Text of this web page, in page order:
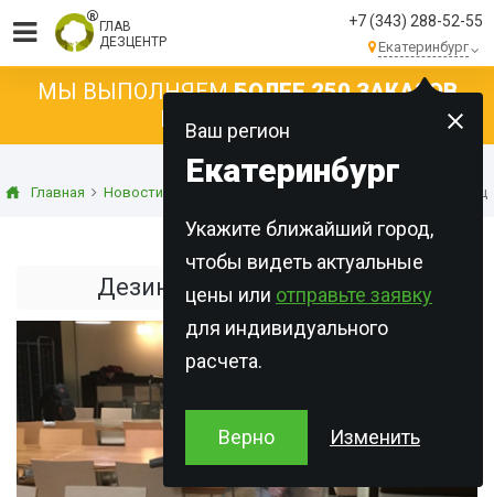
ГЛАВ
ДЕЗЦЕНТР
+7 (343) 288-52-55
Екатеринбург
Ваш регион
Екатеринбург
Укажите ближайший город,
чтобы видеть актуальные
цены или отправьте заявку
для индивидуального
расчета.
Верно Изменить
МЫ ВЫПОЛНЯЕМБОЛЕЕ 250 ЗАКАЗОВ
КАЖДЫЙ ДЕНЬ!
Главная Новости Статьи о дезинфекции Дезинфекция в
Дезинфекция в общепите